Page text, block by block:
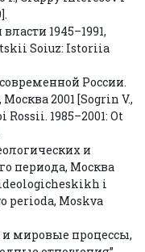
1945–1991,
Soiuz: Istoriia
России.
2001 [Sogrin V.,
1985–2001: Ot
и
периода, Москва
ideologicheskikh i
perioda, Moskva
и мировые процессы,